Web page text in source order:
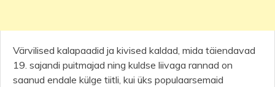
Värvilised kalapaadid ja kivised kaldad, mida täiendavad
19. sajandi puitmajad ning kuldse liivaga rannad on
saanud endale külge tiitli, kui üks populaarsemaid